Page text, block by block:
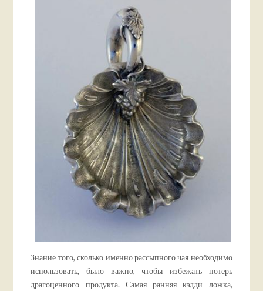
Знание того, сколько именно рассыпного чая необходимо
использовать, было важно, чтобы избежать потерь
драгоценного продукта. Самая ранняя кэдди ложка,